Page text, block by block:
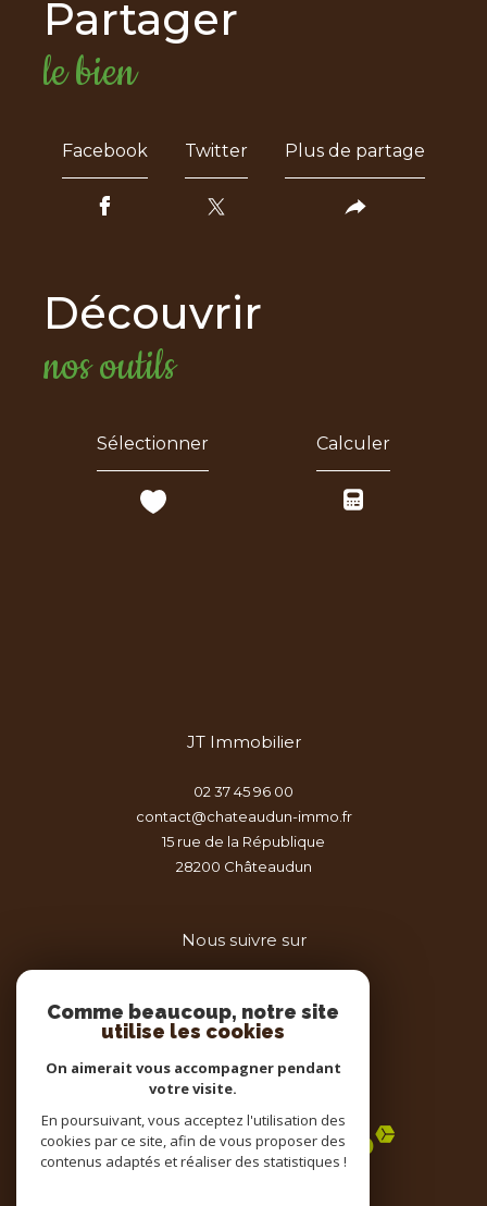
partager
le bien
Facebook Twitter Plus de partage
découvrir
nos outils
Sélectionner Calculer
JT Immobilier
02 37 45 96 00
contact@chateaudun-immo.fr
15 rue de la République
28200
châteaudun
Nous suivre sur
Adhérents
Comme beaucoup, notre site
utilise les cookies
On aimerait vous accompagner pendant
votre visite.
En poursuivant, vous acceptez l'utilisation des
cookies par ce site, afin de vous proposer des
contenus adaptés et réaliser des statistiques !